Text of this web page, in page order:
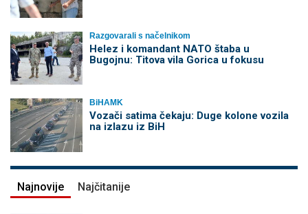
Razgovarali s načelnikom
Helez i komandant NATO štaba u
Bugojnu: Titova vila Gorica u fokusu
BiHAMK
Vozači satima čekaju: Duge kolone vozila
na izlazu iz BiH
Najnovije Najčitanije